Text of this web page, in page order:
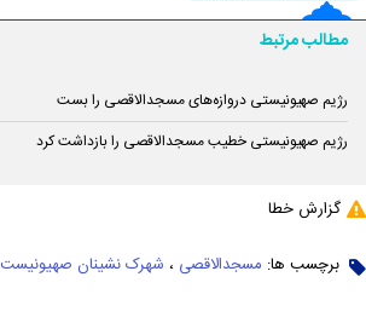
مطالب مرتبط
رژیم صهیونیستی دروازه‌های مسجدالاقصی را بست
رژیم صهیونیستی خطیب مسجدالاقصی را بازداشت کرد
گزارش خطا
برچسب ها: مسجدالاقصی ، شهرک نشینان صهیونیست